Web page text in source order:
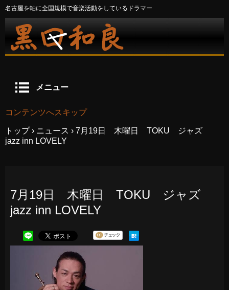
名古屋を軸に全国規模で音楽活動をしているドラマー
メニュー
コンテンツへスキップ
トップ › ニュース › 7月19日 木曜日 TOKU ジャズ
jazz inn LOVELY
7月19日 木曜日 TOKU ジャズ
jazz inn LOVELY